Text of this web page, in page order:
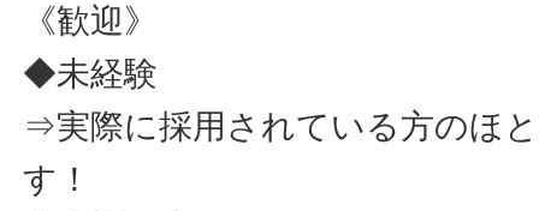
《歓迎》
◆未経験
⇒実際に採用されている方のほ
す！